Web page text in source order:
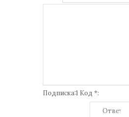
Подписка:1 Код *: